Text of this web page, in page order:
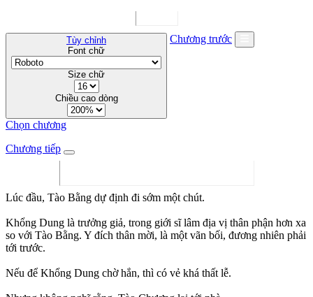
Tùy chỉnh
Font chữ
Size chữ
Chiều cao dòng
Chương trước
Chọn chương
Chương tiếp
Lúc đầu, Tào Bằng dự định đi sớm một chút.
Khổng Dung là trưởng giả, trong giới sĩ lâm địa vị thân phận hơn xa
so với Tào Bằng. Y đích thân mời, là một vãn bối, đương nhiên phải
tới trước.
Nếu để Khổng Dung chờ hắn, thì có vẻ khá thất lễ.